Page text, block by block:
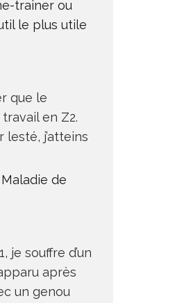
trainer ou
le plus utile
que le
en Z2.
lesté, j’atteins
de
je souffre d’un
après
un genou